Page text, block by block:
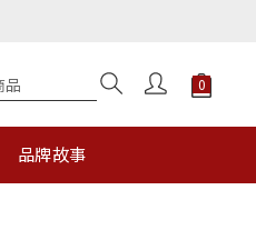
品牌故事
立即購買